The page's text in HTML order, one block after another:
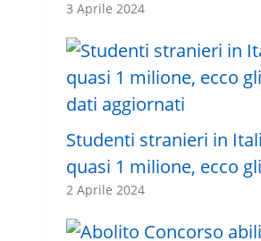
3 Aprile 2024
Studenti stranieri in
quasi 1 milione, ecco
2 Aprile 2024